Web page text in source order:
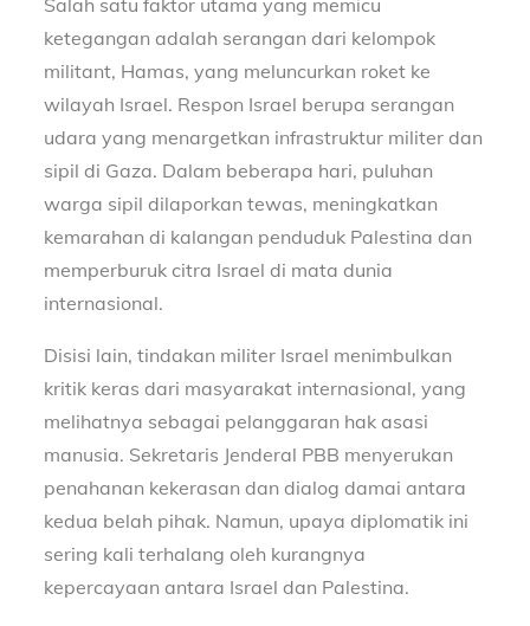
Salah satu faktor utama yang memicu
ketegangan adalah serangan dari kelompok
militant, Hamas, yang meluncurkan roket ke
wilayah Israel. Respon Israel berupa serangan
udara yang menargetkan infrastruktur militer dan
sipil di Gaza. Dalam beberapa hari, puluhan
warga sipil dilaporkan tewas, meningkatkan
kemarahan di kalangan penduduk Palestina dan
memperburuk citra Israel di mata dunia
internasional.
Disisi lain, tindakan militer Israel menimbulkan
kritik keras dari masyarakat internasional, yang
melihatnya sebagai pelanggaran hak asasi
manusia. Sekretaris Jenderal PBB menyerukan
penahanan kekerasan dan dialog damai antara
kedua belah pihak. Namun, upaya diplomatik ini
sering kali terhalang oleh kurangnya
kepercayaan antara Israel dan Palestina.